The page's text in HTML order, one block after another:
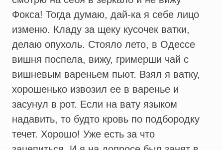
Фокса! Тогда думаю, дай-ка я себе лицо
изменю. Кладу за щеку кусочек ватки,
делаю опухоль. Стояло лето, в Одессе
вишня поспела, вижу, гримерши чай с
вишневым вареньем пьют. Взял я ватку,
хорошенько извозил ее в варенье и
засунул в рот. Если на вату языком
надавить, то будто кровь по подбородку
течет. Хорошо! Уже есть за что